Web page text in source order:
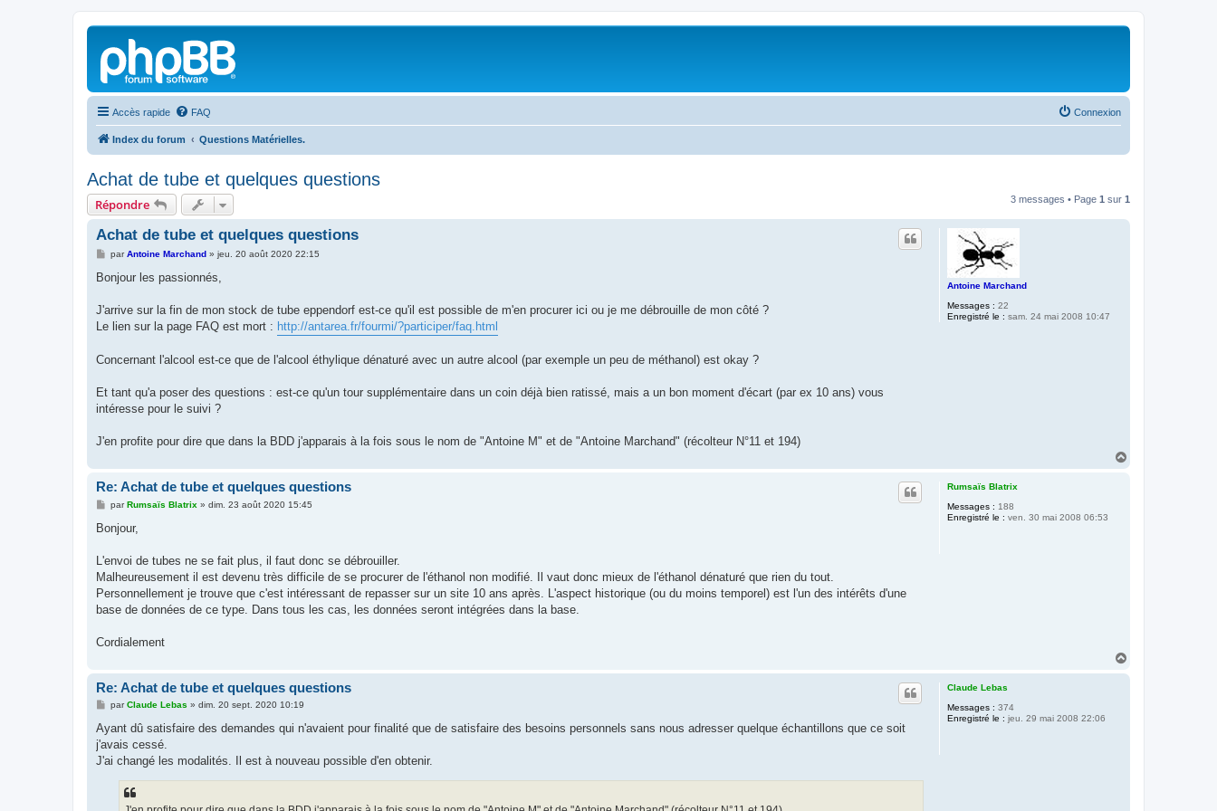
Accès rapide FAQ Connexion
Index du forum Questions Matérielles.
Achat de tube et quelques questions
Répondre 3 messages • Page 1 sur 1
Antoine Marchand
Messages : 22
Enregistré le : sam. 24 mai 2008 10:47
Achat de tube et quelques questions
M
s
g
parAntoine Marchand» jeu. 20 août 2020 22:15
Bonjour les passionnés,
J'arrive sur la fin de mon stock de tube eppendorf est-ce qu'il est possible de m'en procurer ici ou je me débrouille de mon côté ?
Le lien sur la page FAQ est mort : http://antarea.fr/fourmi/?participer/faq.html
Concernant l'alcool est-ce que de l'alcool éthylique dénaturé avec un autre alcool (par exemple un peu de méthanol) est okay ?
Et tant qu'a poser des questions : est-ce qu'un tour supplémentaire dans un coin déjà bien ratissé, mais a un bon moment d'écart (par ex 10 ans) vous
intéresse pour le suivi ?
J'en profite pour dire que dans la BDD j'apparais à la fois sous le nom de "Antoine M" et de "Antoine Marchand" (récolteur N°11 et 194)
Rumsaïs Blatrix
Messages : 188
Enregistré le : ven. 30 mai 2008 06:53
Re: Achat de tube et quelques questions
M
s
g
parRumsaïs Blatrix » dim. 23 août 2020 15:45
Bonjour,
L'envoi de tubes ne se fait plus, il faut donc se débrouiller.
Malheureusement il est devenu très difficile de se procurer de l'éthanol non modifié. Il vaut donc mieux de l'éthanol dénaturé que rien du tout.
Personnellement je trouve que c'est intéressant de repasser sur un site 10 ans après. L'aspect historique (ou du moins temporel) est l'un des intérêts d'une
base de données de ce type. Dans tous les cas, les données seront intégrées dans la base.
Cordialement
Claude Lebas
Messages : 374
Enregistré le : jeu. 29 mai 2008 22:06
Re: Achat de tube et quelques questions
M
s
s
a
g
parClaude Lebas » dim. 20 sept. 2020 10:19
Ayant dû satisfaire des demandes qui n'avaient pour finalité que de satisfaire des besoins personnels sans nous adresser quelque échantillons que ce soit
j'avais cessé.
J'ai changé les modalités. Il est à nouveau possible d'en obtenir.